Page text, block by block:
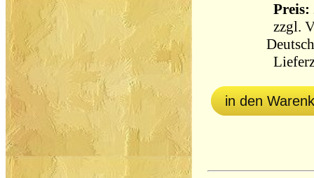
Preis:
zzgl.
in den